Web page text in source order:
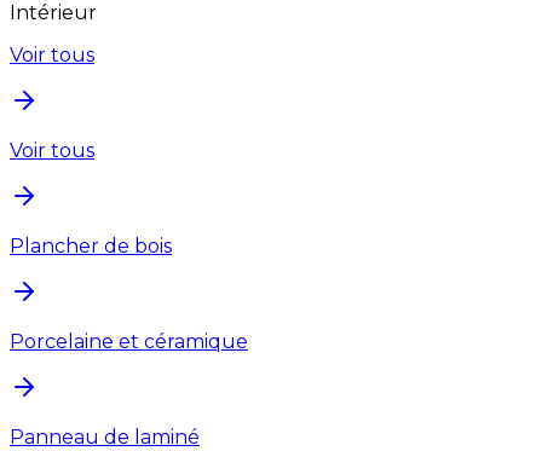
Intérieur
Voir tous
Voir tous
Plancher de bois
Porcelaine et céramique
Panneau de laminé